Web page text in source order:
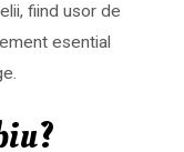
fiind usor de
esential